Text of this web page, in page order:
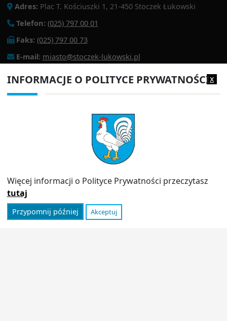
Adres: Plac T. Kościuszki 1, 21-450 Stoczek Łukowski
Telefon: (025) 797 00 01
Faks: (025) 797 00 73
E-mail: miasto@stoczek-lukowski.pl
PRZYDATNE LINKI
Polityka prywatności
Informator
x
INFORMACJE O POLITYCE PRYWATNOŚCI
Więcej informacji o Polityce Prywatności przeczytasz
tutaj
Przypomnij później Akceptuj